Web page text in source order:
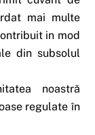
mai multe
in mod
din subsolul
noastră
regulate în